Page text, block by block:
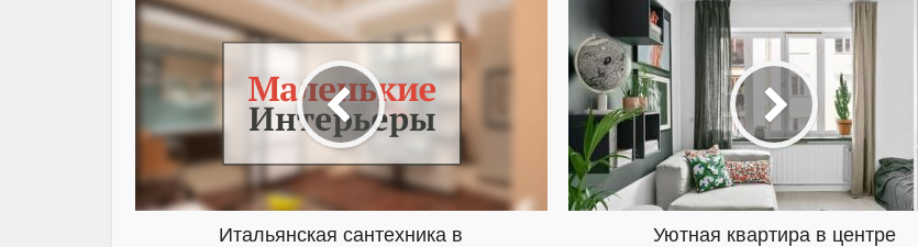
Итальянская сантехника в
Уютная квартира в центре